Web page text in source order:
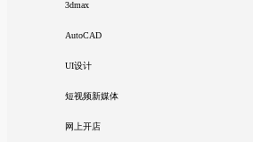
3dmax
AutoCAD
UI设计
短视频新媒体
网上开店